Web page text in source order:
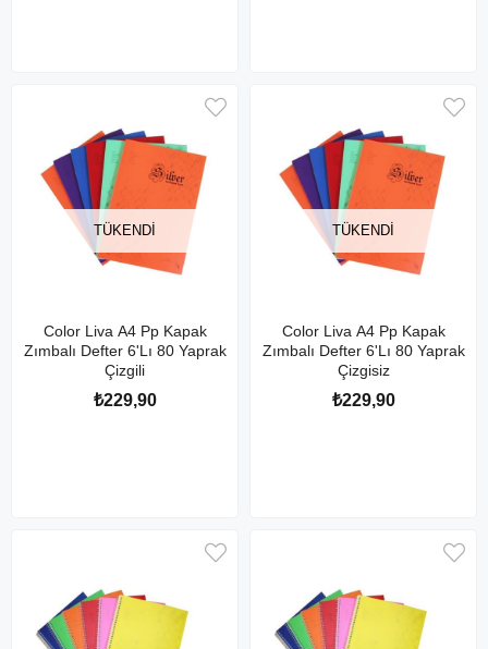
TÜKENDI
Color Liva A4 Pp Kapak
Zımbalı Defter 6'Lı 80 Yaprak
Çizgili
₺229,90
TÜKENDI
Color Liva A4 Pp Kapak
Zımbalı Defter 6'Lı 80 Yaprak
Çizgisiz
₺229,90